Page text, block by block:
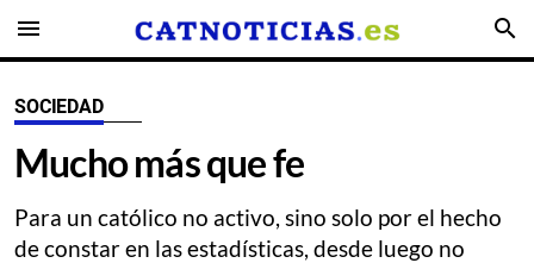
menu search
SOCIEDAD
Mucho más que fe
Para un católico no activo, sino solo por el hecho
de constar en las estadísticas, desde luego no